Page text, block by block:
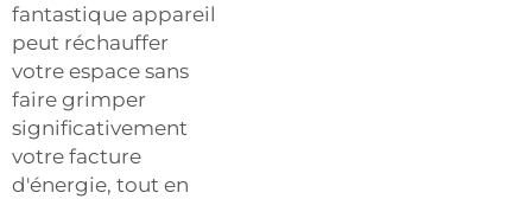
fantastique appareil
peut réchauffer
votre espace sans
faire grimper
significativement
votre facture
d'énergie, tout en